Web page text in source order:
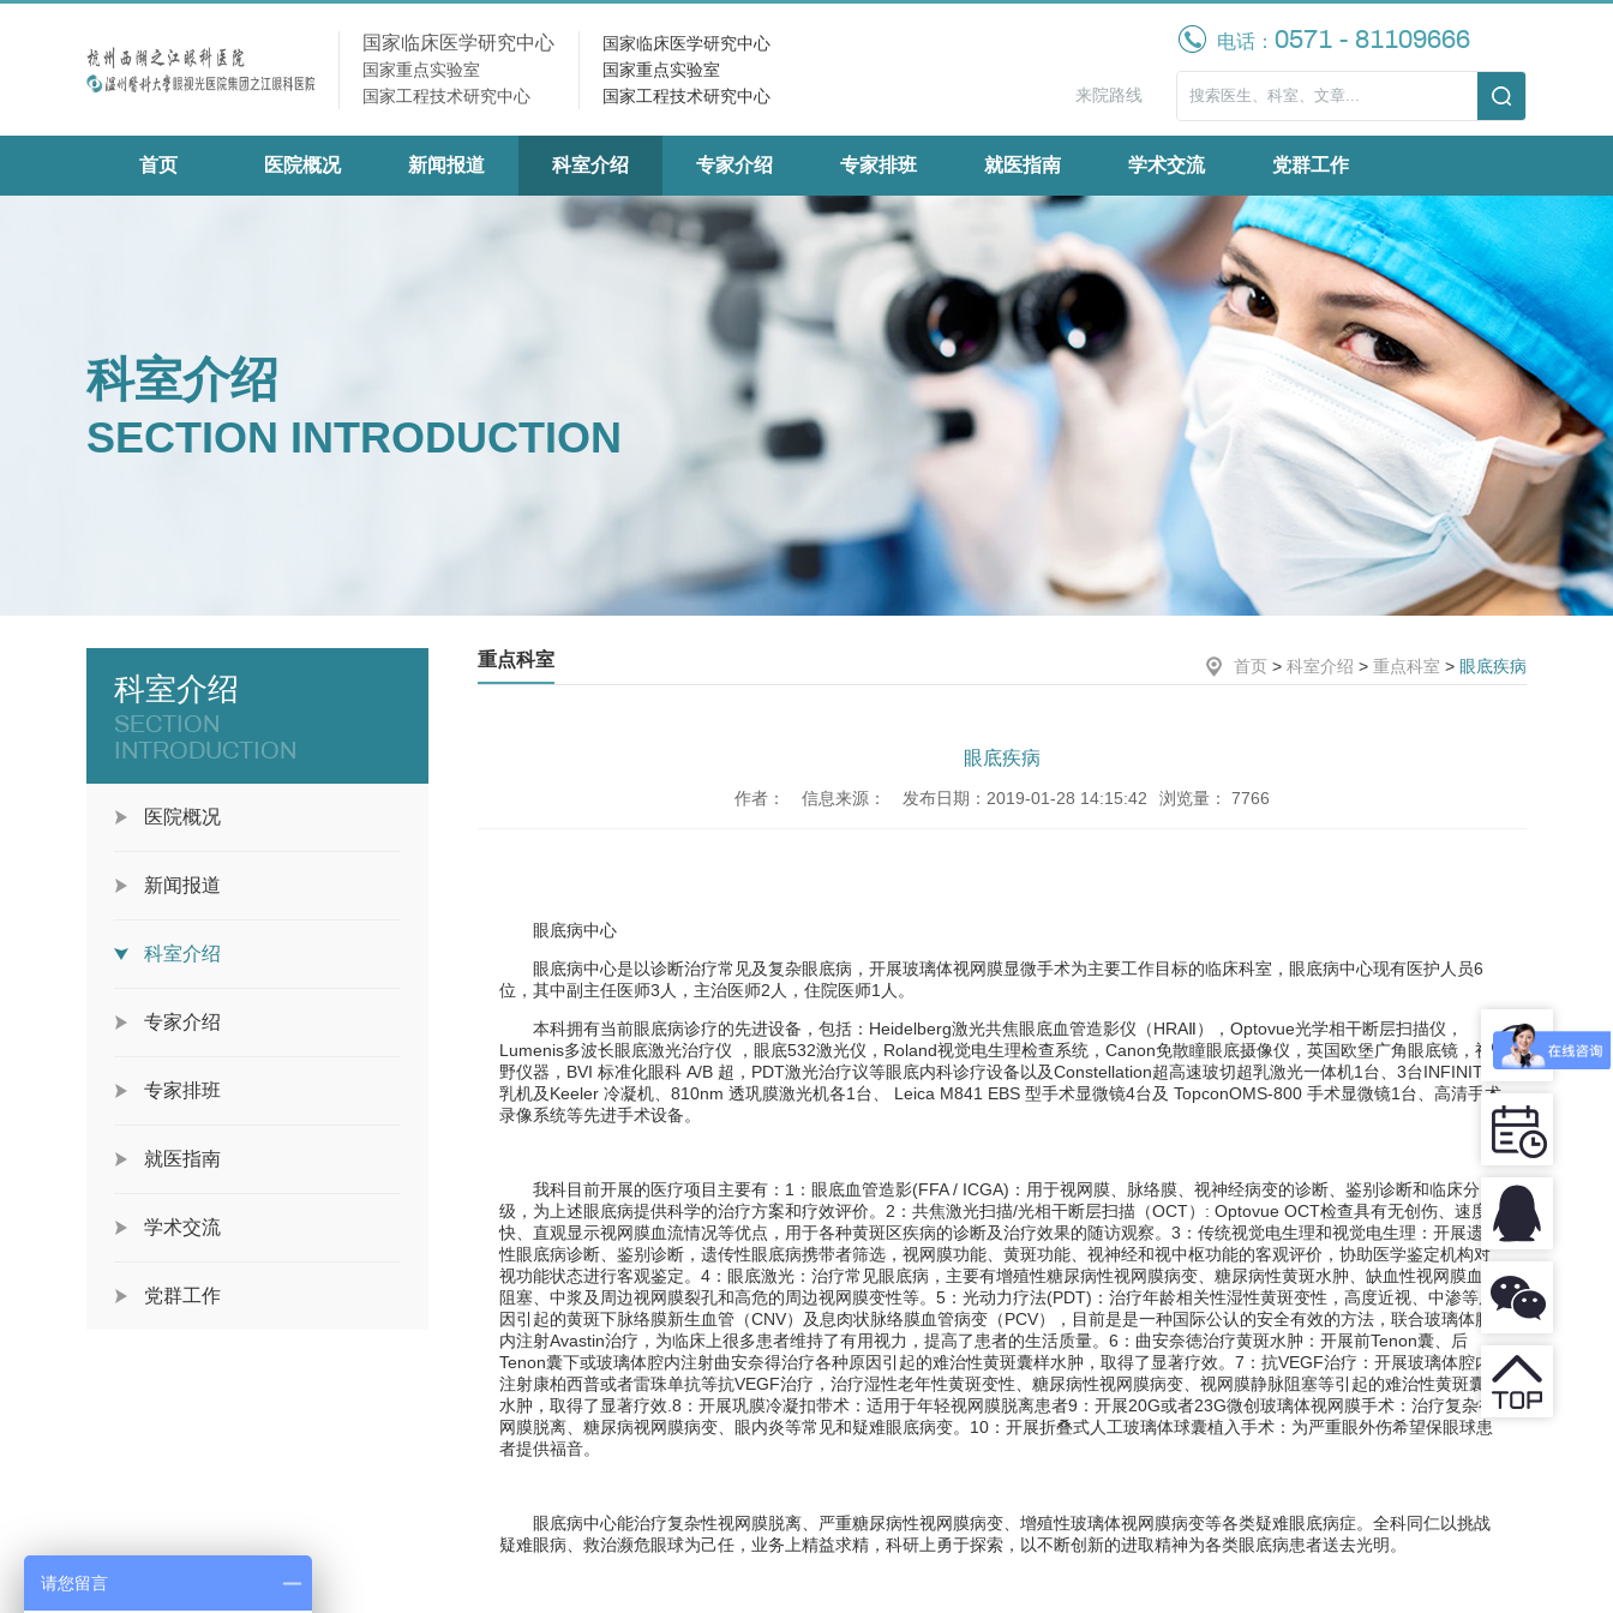
国家临床医学研究中心
国家重点实验室
国家工程技术研究中心
国家临床医学研究中心
国家重点实验室
国家工程技术研究中心
电话： 0571 - 81109666
来院路线
首页 医院概况 新闻报道 科室介绍 专家介绍 专家排班 就医指南 学术交流 党群工作
科室介绍
SECTION INTRODUCTION
科室介绍
SECTION
INTRODUCTION
医院概况
新闻报道
科室介绍
专家介绍
专家排班
就医指南
学术交流
党群工作
重点科室 首页 > 科室介绍 > 重点科室 > 眼底疾病
眼底疾病
作者： 信息来源： 发布日期：2019-01-28 14:15:42 浏览量：7766
眼底病中心
眼底病中心是以诊断治疗常见及复杂眼底病，开展玻璃体视网膜显微手术为主要工作目标的临床科室，眼底病中心现有医护人员6
位，其中副主任医师3 人，主治医师2 人，住院医师1 人。
本科拥有当前眼底病诊疗的先进设备，包括： Heidelberg激光共焦眼底血管造影仪（HRAⅡ）， Optovue光学相干断层扫描仪，
Lumenis多波长眼底激光治疗仪 ，眼底532激光仪， Roland视觉电生理检查系统， Canon免散瞳眼底摄像仪，英国欧堡广角眼底镜，视
野仪器， BVI 标准化眼科A/B 超， PDT激光治疗议等眼底内科诊疗设备以及Constellation超高速玻切超乳激光一体机1 台、 3台INFINIT
超
乳机及Keeler 冷凝机、 810nm 透巩膜激光机各1 台、 Leica M841 EBS 型手术显微镜4台及 TopconOMS-800 手术显微镜1 台、高清手术
录像系统等先进手术设备。
我科目前开展的医疗项目主要有： 1 ：眼底血管造影(FFA / ICGA) ：用于视网膜、脉络膜、视神经病变的诊断、鉴别诊断和临床分
级，为上述眼底病提供科学的治疗方案和疗效评价。 2 ：共焦激光扫描/光相干断层扫描（OCT） : Optovue OCT检查具有无创伤、速度
快、直观显示视网膜血流情况等优点，用于各种黄斑区疾病的诊断及治疗效果的随访观察。 3 ：传统视觉电生理和视觉电生理：开展遗传
性眼底病诊断、鉴别诊断，遗传性眼底病携带者筛选，视网膜功能、黄斑功能、视神经和视中枢功能的客观评价，协助医学鉴定机构对
视功能状态进行客观鉴定。 4：眼底激光：治疗常见眼底病，主要有增殖性糖尿病性视网膜病变、糖尿病性黄斑水肿、缺血性视网膜血管
阻塞、中浆及周边视网膜裂孔和高危的周边视网膜变性等。 5：光动力疗法(PDT) ：治疗年龄相关性湿性黄斑变性，高度近视、中渗等原
因引起的黄斑下脉络膜新生血管（CNV）及息肉状脉络膜血管病变（PCV），目前是是一种国际公认的安全有效的方法，联合玻璃体腔
内注射Avastin治疗，为临床上很多患者维持了有用视力，提高了患者的生活质量。 6 ：曲安奈徳治疗黄斑水肿：开展前Tenon囊、后
Tenon囊下或玻璃体腔内注射曲安奈得治疗各种原因引起的难治性黄斑囊样水肿，取得了显著疗效。 7 ：抗VEGF治疗：开展玻璃体腔内
注射康柏西普或者雷珠单抗等抗VEGF治疗，治疗湿性老年性黄斑变性、糖尿病性视网膜病变、视网膜静脉阻塞等引起的难治性黄斑囊样
水肿，取得了显著疗效 .8 ：开展巩膜冷凝扣带术：适用于年轻视网膜脱离患者9 ：开展20G或者23G微创玻璃体视网膜手术：治疗复杂视
网膜脱离、糖尿病视网膜病变、眼内炎等常见和疑难眼底病变。 10：开展折叠式人工玻璃体球囊植入手术：为严重眼外伤希望保眼球患
者提供福音。
眼底病中心能治疗复杂性视网膜脱离、严重糖尿病性视网膜病变、增殖性玻璃体视网膜病变等各类疑难眼底病症。全科同仁以挑战
疑难眼病、救治濒危眼球为己任，业务上精益求精，科研上勇于探索，以不断创新的进取精神为各类眼底病患者送去光明。
请您留言